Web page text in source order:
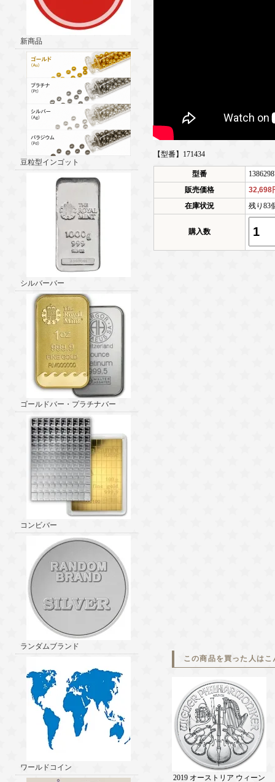
新商品
豆粒型インゴット
シルバーバー
ゴールドバー・プラチナバー
コンビバー
ランダムブランド
ワールドコイン
【型番】171434
型番
販売価格
32,698
在庫状況
残り83
購入数
この商品を買った人は
2019 オーストリア ウィーン